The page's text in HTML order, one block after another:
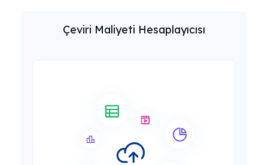
Çeviri Maliyeti Hesaplayıcısı